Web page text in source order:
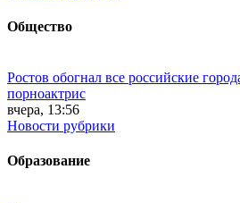
Общество
Ростов обогнал все российские
порноактрис
вчера, 13:56
Новости рубрики
Образование